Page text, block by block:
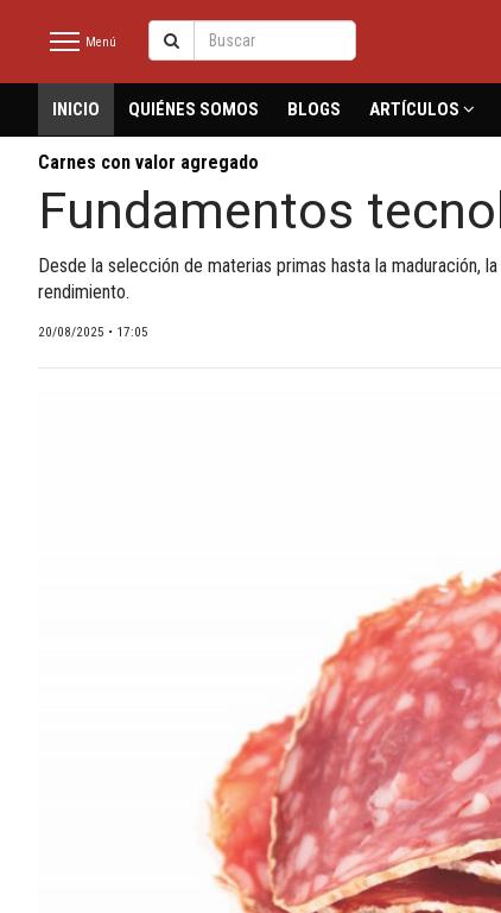
latinmeat
INICIO
QUIÉNES SOMOS
BLOGS
Menú
INICIO QUIÉNES SOMOS BLOGS ARTÍCULOS
Carnes con valor agregado
Fundamentos
Desde la selección de materias primas hasta la maduración,
rendimiento.
20/08/2025 • 17:05